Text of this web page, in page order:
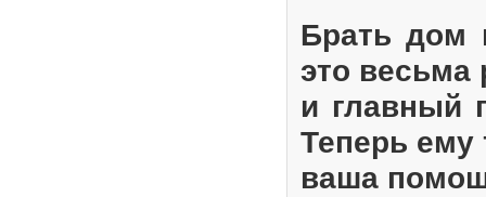
Брать дом
это весьма
и главный
Теперь ему
ваша